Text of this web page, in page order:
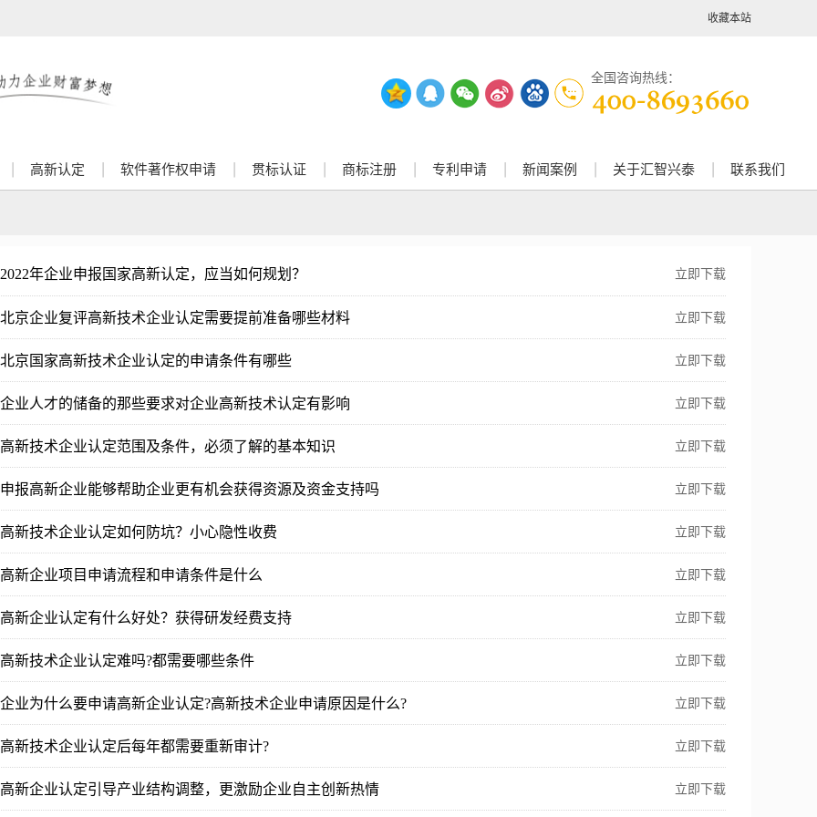
收藏本站
全国咨询热线：
高新认定 软件著作权申请 贯标认证 商标注册 专利申请 新闻案例 关于汇智兴泰 联系我们
2022年企业申报国家高新认定，应当如何规划？ 立即下载
北京企业复评高新技术企业认定需要提前准备哪些材料 立即下载
北京国家高新技术企业认定的申请条件有哪些 立即下载
企业人才的储备的那些要求对企业高新技术认定有影响 立即下载
高新技术企业认定范围及条件，必须了解的基本知识 立即下载
申报高新企业能够帮助企业更有机会获得资源及资金支持吗 立即下载
高新技术企业认定如何防坑？小心隐性收费 立即下载
高新企业项目申请流程和申请条件是什么 立即下载
高新企业认定有什么好处？获得研发经费支持 立即下载
高新技术企业认定难吗?都需要哪些条件 立即下载
企业为什么要申请高新企业认定?高新技术企业申请原因是什么? 立即下载
高新技术企业认定后每年都需要重新审计? 立即下载
高新企业认定引导产业结构调整，更激励企业自主创新热情 立即下载